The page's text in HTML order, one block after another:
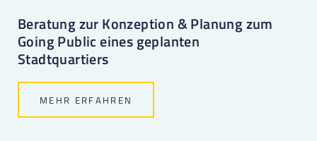
Beratung zur Konzeption & Planung zum
Going Public eines geplanten
Stadtquartiers
MEHR ERFAHREN